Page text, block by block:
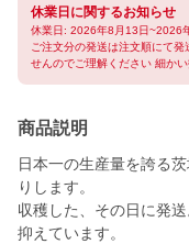
休業日に関するお知らせ
休業日: 2026年8月13日~2026
ご注文分の発送は注文順にて
せんのでご理解ください 細か
商品説明
日本一の生産量を誇る
りします。
収穫した、その日に発
抑えています。